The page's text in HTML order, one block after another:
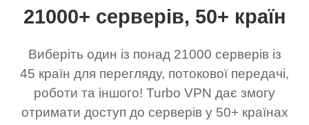
21000+ серверів, 50+ країн
Виберіть один із понад 21000 серверів із
45 країн для перегляду, потокової передачі,
роботи та іншого! Turbo VPN дає змогу
отримати доступ до серверів у 50+ країнах